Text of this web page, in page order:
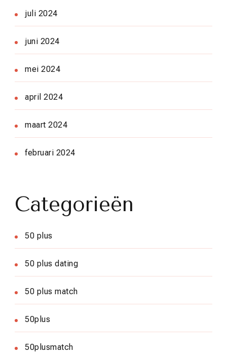
juli 2024
juni 2024
mei 2024
april 2024
maart 2024
februari 2024
Categorieën
50 plus
50 plus dating
50 plus match
50plus
50plusmatch